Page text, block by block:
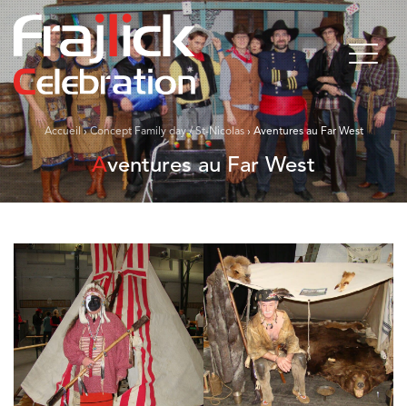
Accueil›Concept Family day / St-Nicolas›Aventures au Far West
Aventures au Far West